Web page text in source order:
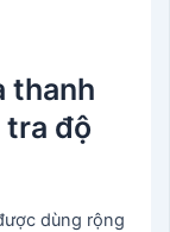
thanh
tra độ
dùng rộng